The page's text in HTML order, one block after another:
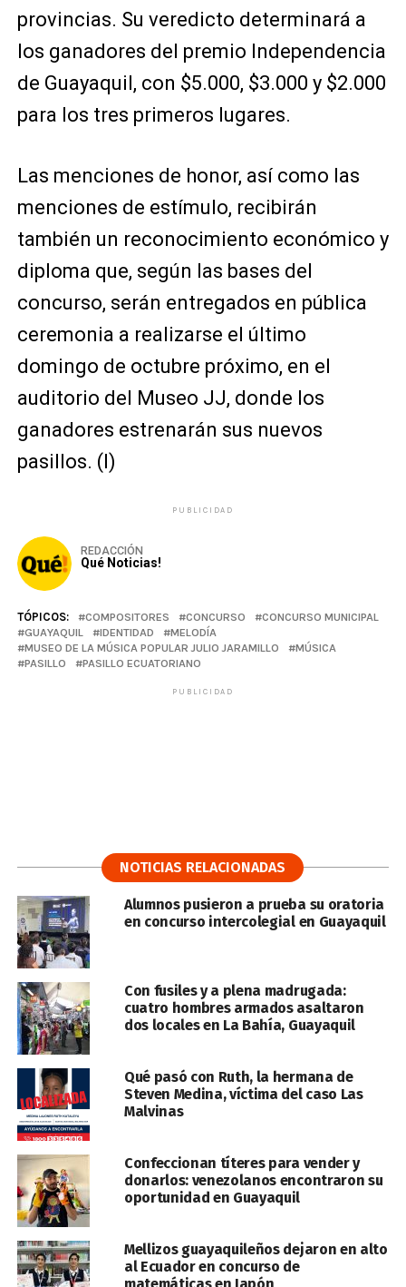
provincias. Su veredicto determinará a
los ganadores del premio Independencia
de Guayaquil, con $5.000, $3.000 y $2.000
para los tres primeros lugares.
Las menciones de honor, así como las
menciones de estímulo, recibirán
también un reconocimiento económico y
diploma que, según las bases del
concurso, serán entregados en pública
ceremonia a realizarse el último
domingo de octubre próximo, en el
auditorio del Museo JJ, donde los
ganadores estrenarán sus nuevos
pasillos. (I)
PUBLICIDAD
REDACCIÓN
Qué Noticias!
TÓPICOS: COMPOSITORES CONCURSO
CONCURSO MUNICIPAL
GUAYAQUIL
IDENTIDAD
MELODÍA
MUSEO DE LA MÚSICA POPULAR JULIO JARAMILLO
MÚSICA
PASILLO
PASILLO ECUATORIANO
PUBLICIDAD
NOTICIAS RELACIONADAS
Alumnos pusieron a prueba su oratoria
en concurso intercolegial en Guayaquil
Con fusiles y a plena madrugada:
cuatro hombres armados asaltaron
dos locales en La Bahía, Guayaquil
Qué pasó con Ruth, la hermana de
Steven Medina, víctima del caso Las
Malvinas
Confeccionan títeres para vender y
donarlos: venezolanos encontraron su
oportunidad en Guayaquil
Mellizos guayaquileños dejaron en alto
al Ecuador en concurso de